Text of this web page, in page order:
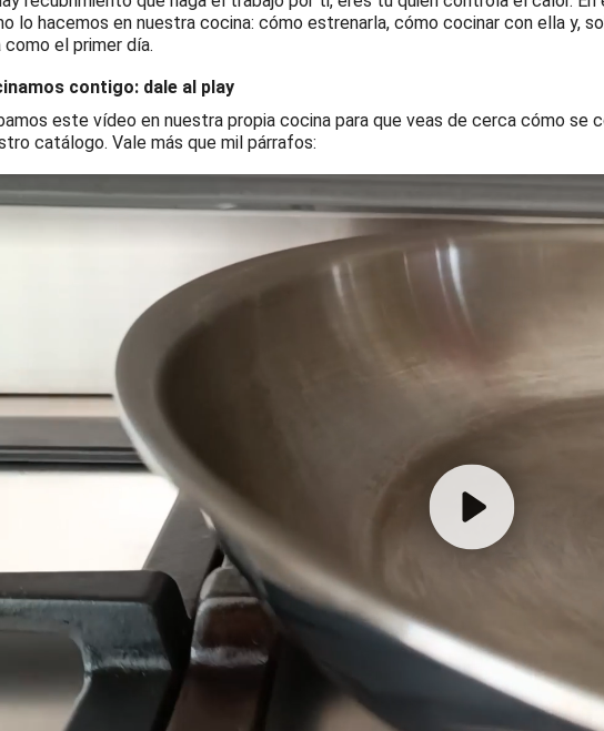
lo hacemos en nuestra cocina: cómo estrenarla, cómo cocinar con ella y,
como el primer día.
contigo: dale al play
este vídeo en nuestra propia cocina para que veas de cerca cómo se
catálogo. Vale más que mil párrafos: